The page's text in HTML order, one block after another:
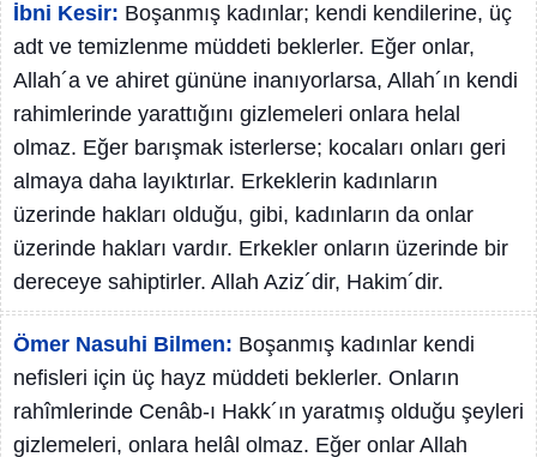
İbni Kesir: Boşanmış kadınlar; kendi kendilerine, üç
adt ve temizlenme müddeti beklerler. Eğer onlar,
Allah´a ve ahiret gününe inanıyorlarsa, Allah´ın kendi
rahimlerinde yarattığını gizlemeleri onlara helal
olmaz. Eğer barışmak isterlerse; kocaları onları geri
almaya daha layıktırlar. Erkeklerin kadınların
üzerinde hakları olduğu, gibi, kadınların da onlar
üzerinde hakları vardır. Erkekler onların üzerinde bir
dereceye sahiptirler. Allah Aziz´dir, Hakim´dir.
Ömer Nasuhi Bilmen: Boşanmış kadınlar kendi
nefisleri için üç hayz müddeti beklerler. Onların
rahîmlerinde Cenâb-ı Hakk´ın yaratmış olduğu şeyleri
gizlemeleri, onlara helâl olmaz. Eğer onlar Allah